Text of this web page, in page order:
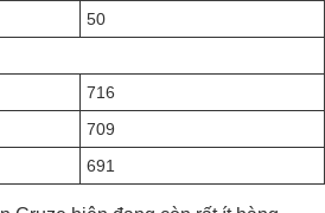
50
716
709
691